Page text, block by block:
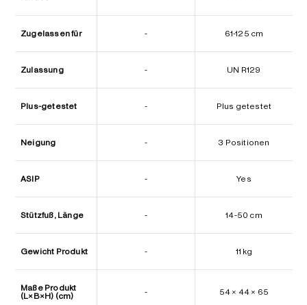
Zugelassen für - 61-125 cm
Zulassung - UN R129
Plus-getestet - Plus getestet
Neigung - 3 Positionen
ASIP - Yes
Stützfuß, Länge - 14-50 cm
Gewicht Produkt - 11 kg
Maße Produkt
(L×B×H) (cm)
- 54 × 44 × 65